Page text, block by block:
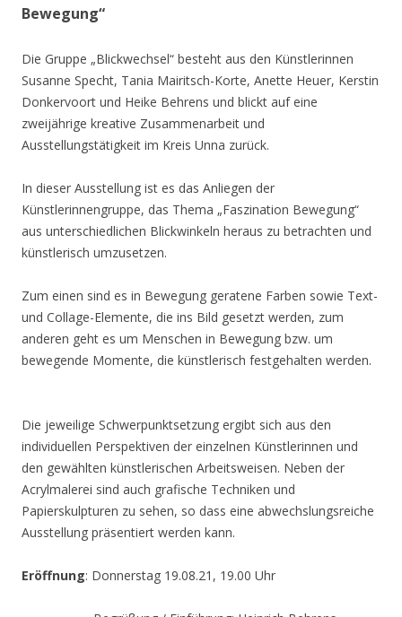
Bewegung“
Die Gruppe „Blickwechsel“ besteht aus den Künstlerinnen
Susanne Specht, Tania Mairitsch-Korte, Anette Heuer, Kerstin
Donkervoort und Heike Behrens und blickt auf eine
zweijährige kreative Zusammenarbeit und
Ausstellungstätigkeit im Kreis Unna zurück.
In dieser Ausstellung ist es das Anliegen der
Künstlerinnengruppe, das Thema „Faszination Bewegung“
aus unterschiedlichen Blickwinkeln heraus zu betrachten und
künstlerisch umzusetzen.
Zum einen sind es in Bewegung geratene Farben sowie Text-
und Collage-Elemente, die ins Bild gesetzt werden, zum
anderen geht es um Menschen in Bewegung bzw. um
bewegende Momente, die künstlerisch festgehalten werden.
Die jeweilige Schwerpunktsetzung ergibt sich aus den
individuellen Perspektiven der einzelnen Künstlerinnen und
den gewählten künstlerischen Arbeitsweisen. Neben der
Acrylmalerei sind auch grafische Techniken und
Papierskulpturen zu sehen, so dass eine abwechslungsreiche
Ausstellung präsentiert werden kann.
Eröffnung: Donnerstag 19.08.21, 19.00 Uhr